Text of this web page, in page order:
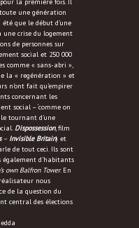
une génération
que le début d’une
une crise du logement
de personnes sur
social et 250 000
comme « sans-abri »,
la « regénération » et
n’ont fait qu’empirer
concernant les
social – ‘comme on
tournant d’une
Dispossession, film
– Invisible Britain) et
de tout ceci. Ils sont
également d’habitants
own Balfron Tower. En
nous
de la question du
central des élections